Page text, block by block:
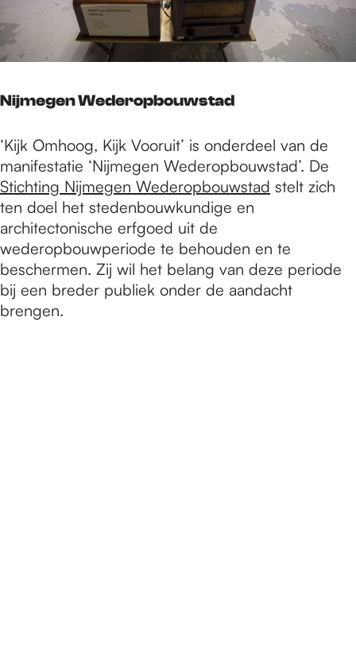
Nijmegen Wederopbouwstad
‘Kijk Omhoog, Kijk Vooruit’ is onderdeel van de
manifestatie ‘Nijmegen Wederopbouwstad’. De
Stichting Nijmegen Wederopbouwstad stelt zich
ten doel het stedenbouwkundige en
architectonische erfgoed uit de
wederopbouwperiode te behouden en te
beschermen. Zij wil het belang van deze periode
bij een breder publiek onder de aandacht
brengen.